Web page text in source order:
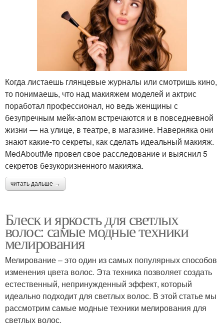
Когда листаешь глянцевые журналы или смотришь кино,
то понимаешь, что над макияжем моделей и актрис
поработал профессионал, но ведь женщины с
безупречным мейк-апом встречаются и в повседневной
жизни — на улице, в театре, в магазине. Наверняка они
знают какие-то секреты, как сделать идеальный макияж.
MedAboutMe провел свое расследование и выяснил 5
секретов безукоризненного макияжа.
читать дальше →
Блеск и яркость для светлых
волос: самые модные техники
мелирования
Мелирование – это один из самых популярных способов
изменения цвета волос. Эта техника позволяет создать
естественный, непринужденный эффект, который
идеально подходит для светлых волос. В этой статье мы
рассмотрим самые модные техники мелирования для
светлых волос.